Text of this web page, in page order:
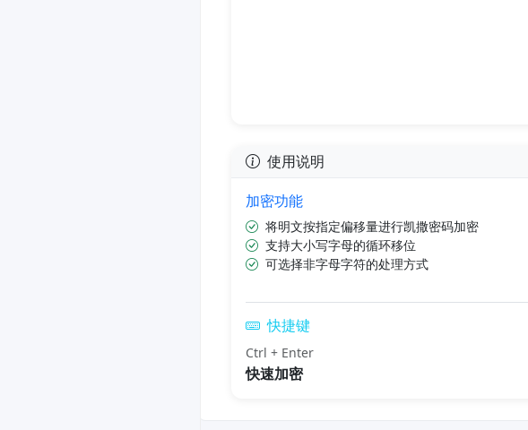
使用说明
加密功能
将明文按指定偏移量进行凯撒密码加密
支持大小写字母的循环移位
可选择非字母字符的处理方式
快捷键
Ctrl + Enter
快速加密